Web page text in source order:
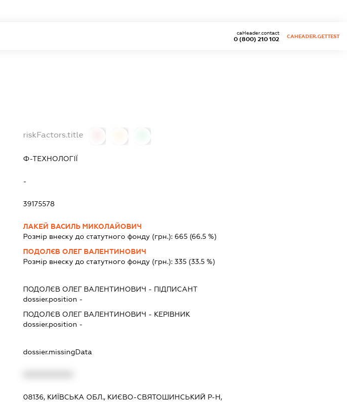
0 (800) 210 102
caHeader.contact
CAHEADER.GETTEST
riskFactors.title
Ф-ТЕХНОЛОГІЇ
-
39175578
ЛАКЕЙ ВАСИЛЬ МИКОЛАЙОВИЧ
Розмір внеску до статутного фонду (грн.): 665(66.5 %)
ПОДОЛЄВ ОЛЕГ ВАЛЕНТИНОВИЧ
Розмір внеску до статутного фонду (грн.): 335(33.5 %)
ПОДОЛЄВ ОЛЕГ ВАЛЕНТИНОВИЧ - ПІДПИСАНТ
dossier.position -
ПОДОЛЄВ ОЛЕГ ВАЛЕНТИНОВИЧ - КЕРІВНИК
dossier.position -
dossier.missingData
08136, КИЇВСЬКА ОБЛ., КИЄВО-СВЯТОШИНСЬКИЙ Р-Н,